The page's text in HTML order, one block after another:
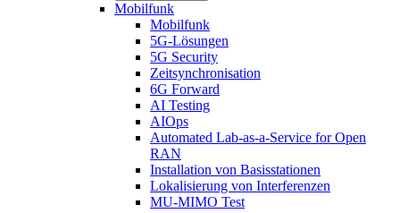
Mobilfunk
Mobilfunk
5G-Lösungen
5G Security
Zeitsynchronisation
6G Forward
AI Testing
AIOps
Automated Lab-as-a-Service for Open
RAN
Installation von Basisstationen
Lokalisierung von Interferenzen
MU-MIMO Test